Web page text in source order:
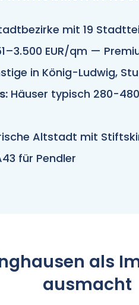
mit 19
EUR/qm —
in König-Ludwig,
Häuser typisch 280-480
Altstadt mit
für Pendler
als
ausmacht